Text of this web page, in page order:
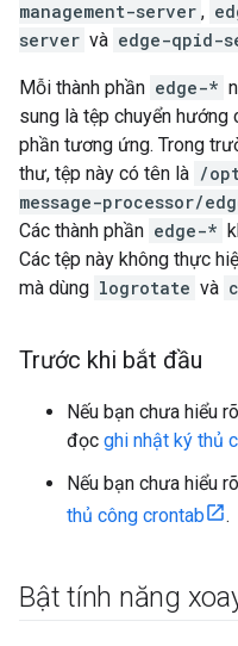
management-server ,
server và edge-qpid-
Mỗi thành phần edge-*
sung là tệp chuyển hướng
phần tương ứng. Trong
thư, tệp này có tên là /
message-processor/
Các thành phần edge-*
Các tệp này không thực
mà dùng logrotate và
Trước khi bắt đầu
Nếu bạn chưa hiểu
đọc ghi nhật ký thủ
Nếu bạn chưa hiểu
thủ công crontab
.
Bật tính năng